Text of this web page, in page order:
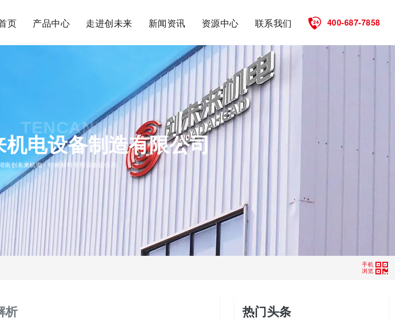
页 产品中心 走进创未来 新闻资讯 资源中心 联系我们 400-687-7858
电设备制造有限公司
TENCAN
南创未来机电 - 特种材料专用设备提供商
手机
浏览
析 热门头条